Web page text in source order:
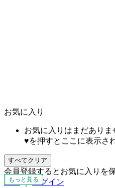
もっと見る
もっと見る
もっと見る
もっと見る
もっと見る
もっと見る
もっと見る
もっと見る
もっと見る
もっと見る
もっと見る
もっと見る
もっと見る
もっと見る
もっと見る
もっと見る
もっと見る
もっと見る
もっと見る
もっと見る
お気に入り
お気に入りはまだありま
♥を押すとここに表示さ
すべてクリア
会員登録するとお気に入りを
登録｜ログイン